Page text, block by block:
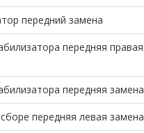
передний замена
передняя правая
передняя замена
передняя левая замена